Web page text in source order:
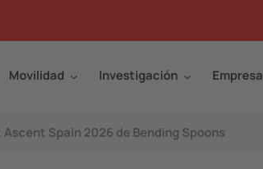
Movilidad Investigación Empresa
Spain 2026 de Bending Spoons